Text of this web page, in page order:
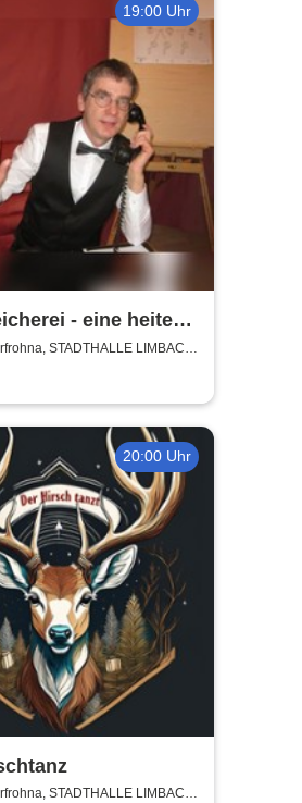
19:00 Uhr
- eine heitere
STADTHALLE LIMBACH-
20:00 Uhr
STADTHALLE LIMBACH-